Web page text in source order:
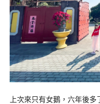
上次來只有女鵝，六年後